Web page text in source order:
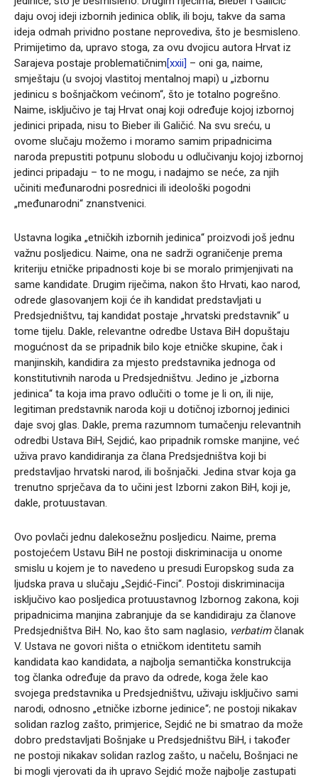
daju ovoj ideji izbornih jedinica oblik, ili boju, takve da sama
ideja odmah prividno postane neprovediva, što je besmisleno.
Primijetimo da, upravo stoga, za ovu dvojicu autora Hrvat iz
Sarajeva postaje problematičnim[xxii] – oni ga, naime,
smještaju (u svojoj vlastitoj mentalnoj mapi) u „izbornu
jedinicu s bošnjačkom većinom“, što je totalno pogrešno.
Naime, isključivo je taj Hrvat onaj koji određuje kojoj izbornoj
jedinici pripada, nisu to Bieber ili Galičić. Na svu sreću, u
ovome slučaju možemo i moramo samim pripadnicima
naroda prepustiti potpunu slobodu u odlučivanju kojoj izbornoj
jedinci pripadaju – to ne mogu, i nadajmo se neće, za njih
učiniti međunarodni posrednici ili ideološki pogodni
„međunarodni“ znanstvenici.
Ustavna logika „etničkih izbornih jedinica“ proizvodi još jednu
važnu posljedicu. Naime, ona ne sadrži ograničenje prema
kriteriju etničke pripadnosti koje bi se moralo primjenjivati na
same kandidate. Drugim riječima, nakon što Hrvati, kao narod,
odrede glasovanjem koji će ih kandidat predstavljati u
Predsjedništvu, taj kandidat postaje „hrvatski predstavnik“ u
tome tijelu. Dakle, relevantne odredbe Ustava BiH dopuštaju
mogućnost da se pripadnik bilo koje etničke skupine, čak i
manjinskih, kandidira za mjesto predstavnika jednoga od
konstitutivnih naroda u Predsjedništvu. Jedino je „izborna
jedinica“ ta koja ima pravo odlučiti o tome je li on, ili nije,
legitiman predstavnik naroda koji u dotičnoj izbornoj jedinici
daje svoj glas. Dakle, prema razumnom tumačenju relevantnih
odredbi Ustava BiH, Sejdić, kao pripadnik romske manjine, već
uživa pravo kandidiranja za člana Predsjedništva koji bi
predstavljao hrvatski narod, ili bošnjački. Jedina stvar koja ga
trenutno sprječava da to učini jest Izborni zakon BiH, koji je,
dakle, protuustavan.
Ovo povlači jednu dalekosežnu posljedicu. Naime, prema
postojećem Ustavu BiH ne postoji diskriminacija u onome
smislu u kojem je to navedeno u presudi Europskog suda za
ljudska prava u slučaju „Sejdić-Finci“. Postoji diskriminacija
isključivo kao posljedica protuustavnog Izbornog zakona, koji
pripadnicima manjina zabranjuje da se kandidiraju za članove
Predsjedništva BiH. No, kao što sam naglasio, verbatimčlanak
V. Ustava ne govori ništa o etničkom identitetu samih
kandidata kao kandidata, a najbolja semantička konstrukcija
tog članka određuje da pravo da odrede, koga žele kao
svojega predstavnika u Predsjedništvu, uživaju isključivo sami
narodi, odnosno „etničke izborne jedinice“; ne postoji nikakav
solidan razlog zašto, primjerice, Sejdić ne bi smatrao da može
dobro predstavljati Bošnjake u Predsjedništvu BiH, i također
ne postoji nikakav solidan razlog zašto, u načelu, Bošnjaci ne
bi mogli vjerovati da ih upravo Sejdić može najbolje zastupati